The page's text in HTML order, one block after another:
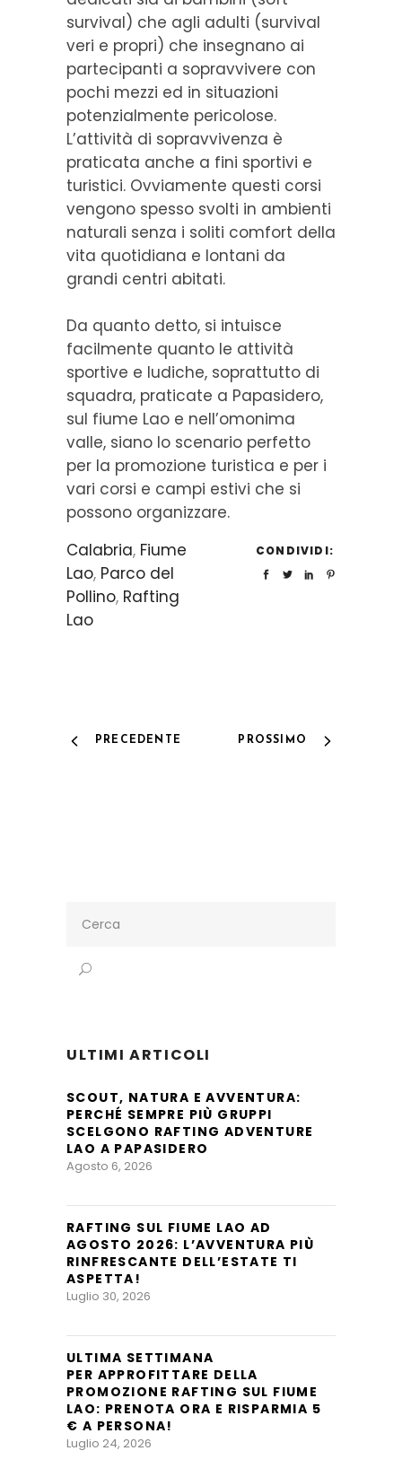
survival) che agli adulti (survival
veri e propri) che insegnano ai
partecipanti a sopravvivere con
pochi mezzi ed in situazioni
potenzialmente pericolose.
L’attività di sopravvivenza è
praticata anche a fini sportivi e
turistici. Ovviamente questi corsi
vengono spesso svolti in ambienti
naturali senza i soliti comfort della
vita quotidiana e lontani da
grandi centri abitati.
Da quanto detto, si intuisce
facilmente quanto le attività
sportive e ludiche, soprattutto di
squadra, praticate a Papasidero,
sul fiume Lao e nell’omonima
valle, siano lo scenario perfetto
per la promozione turistica e per i
vari corsi e campi estivi che si
possono organizzare.
Calabria, Fiume
Lao, Parco del
Pollino, Rafting
Lao
CONDIVIDI:
PRECEDENTE PROSSIMO
for:
ULTIMI ARTICOLI
SCOUT, NATURA E AVVENTURA:
PERCHÉ SEMPRE PIÙ GRUPPI
SCELGONO RAFTING ADVENTURE
LAO A PAPASIDERO
Agosto 6, 2026
RAFTING SUL FIUME LAO AD
AGOSTO 2026: L’AVVENTURA PIÙ
RINFRESCANTE DELL’ESTATE TI
ASPETTA!
Luglio 30, 2026
ULTIMA SETTIMANA
PER APPROFITTARE DELLA
PROMOZIONE RAFTING SUL FIUME
LAO: PRENOTA ORA E RISPARMIA 5
€ A PERSONA!
Luglio 24, 2026